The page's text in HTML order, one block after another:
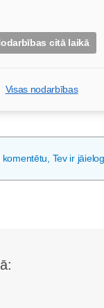
citā laikā
Visas nodarbības
komentētu, Tev ir